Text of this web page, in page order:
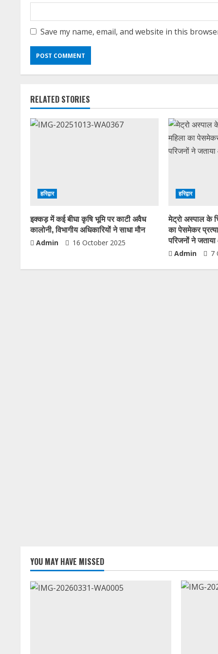
Save my name, email, and website in this
RELATED STORIES
हरिद्वार
इक्कड़ में कई बीघा कृषि भूमि पर काटी अवैध
कालोनी, विभागीय अधिकारियों ने साधा मौन
Admin 16 October 2025
हरिद्वार
मेट्रो अस्पाल के
का पेसमेकर
परिजनों ने
Admin 7
YOU MAY HAVE MISSED